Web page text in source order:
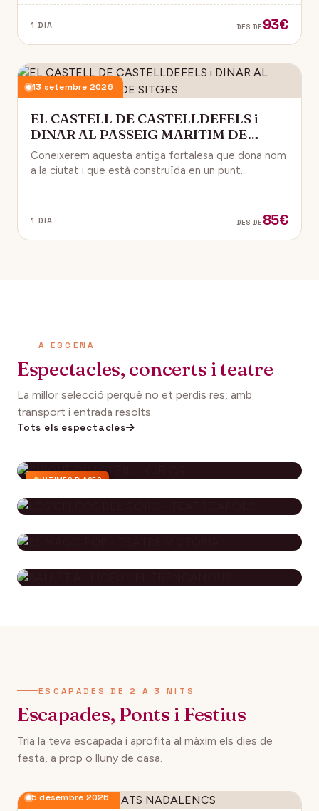
1 DIA DES DE 93€
13 setembre 2026
EL CASTELL DE CASTELLDEFELS i
DINAR AL PASSEIG MARITIM DE
SITGES
Coneixerem aquesta antiga fortalesa que dona nom
a la ciutat i que està construïda en un punt
1 DIA DES DE 85€
A ESCENA
Espectacles, concerts i teatre
La millor selecció perquè no et perdis res, amb
transport i entrada resolts.
Tots els espectacles
ÚLTIMES PLACES
CIRQUE DU SOLEIL - KURIOS
LOS CHICOS DEL CORO - TEATRE
APOLO
EL MAGO POP - TEATRE
VICTÒRIA
ESCAPADES DE 2 A 3 NITS
Escapades, Ponts i Festius
Tria la teva escapada i aprofita al màxim els dies de
festa, a prop o lluny de casa.
5 desembre 2026